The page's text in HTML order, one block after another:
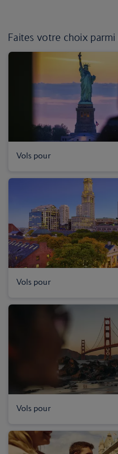
Faites votre choix parmi
Vols pour
Vols pour
Vols pour